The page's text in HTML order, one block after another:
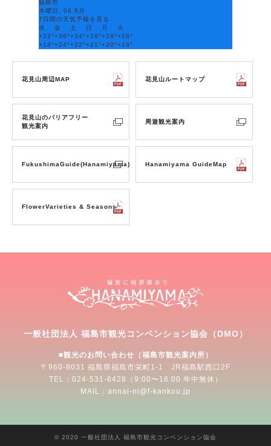
福島市
木曜日, 06 8月
7日間の天気予報を見る
水
金 土 日 月
火
+32°+36°+34°+29°+28°+28°
+18°+24°+22°+21°+20°+19°
花見山周辺MAP 花見山ルートマップ
花見山のバリアフリー
観光案内
周遊観光案内
FukushimaGuide(Hanamiyama) Hanamiyama GuideMap
FlowerVarieties & Seasons
一般社団法人 福島市観光コンベンション協会（DMO）
■観光のお問い合わせ（福島市観光案内所）
〒960-8031 福島県福島市栄町1-1 JR福島駅西口2F
TEL：024-531-6428（9:00〜18:00 年中無休）
MAIL：annai-ni@f-kankou.jp
© 2020 一般社団法人 福島市観光コンベンション協会